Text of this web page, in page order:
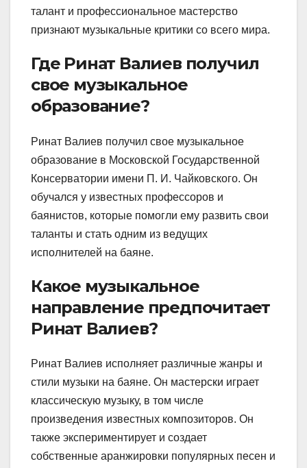
талант и профессиональное мастерство
признают музыкальные критики со всего мира.
Где Ринат Валиев получил
свое музыкальное
образование?
Ринат Валиев получил свое музыкальное
образование в Московской Государственной
Консерватории имени П. И. Чайковского. Он
обучался у известных профессоров и
баянистов, которые помогли ему развить свои
таланты и стать одним из ведущих
исполнителей на баяне.
Какое музыкальное
направление предпочитает
Ринат Валиев?
Ринат Валиев исполняет различные жанры и
стили музыки на баяне. Он мастерски играет
классическую музыку, в том числе
произведения известных композиторов. Он
также экспериментирует и создает
собственные аранжировки популярных песен и